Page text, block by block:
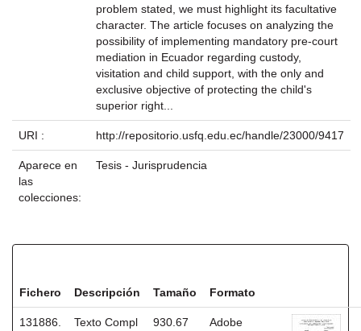
problem stated, we must highlight its facultative
character. The article focuses on analyzing the
possibility of implementing mandatory pre-court
mediation in Ecuador regarding custody,
visitation and child support, with the only and
exclusive objective of protecting the child's
superior right...
URI : http://repositorio.usfq.edu.ec/handle/23000/9417
Aparece en
las
colecciones:
Tesis - Jurisprudencia
Fichero Descripción Tamaño Formato
131886.
Texto Compl
930.67
Adobe